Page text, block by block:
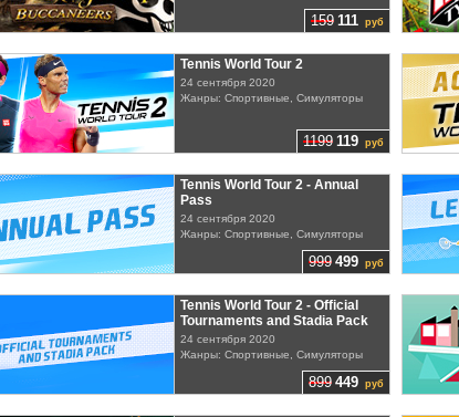
159 111 руб
1199 119 руб
Tennis World Tour 2
24 сентября 2020
Жанры: Спортивные, Симуляторы
999 499 руб
Tennis World Tour 2 - Annual
Pass
24 сентября 2020
Жанры: Спортивные, Симуляторы
899 449 руб
Tennis World Tour 2 - Official
Tournaments and Stadia Pack
24 сентября 2020
Жанры: Спортивные, Симуляторы